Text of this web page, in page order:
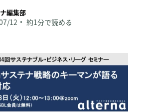
編集部
12 約1分で読める